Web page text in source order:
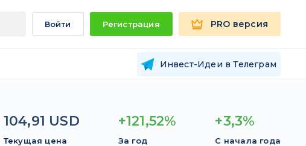
Войти Регистрация PRO версия
Инвест-Идеи в Телеграм
104,91 USD
Текущая цена
+121,52%
За год
+3,3%
С начала года